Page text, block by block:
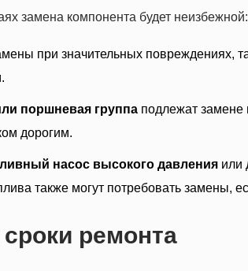
замена компонента будет неизбежной:
при значительных повреждениях,
поршневая группа подлежат замене
дорогим.
насос высокого давления или
также могут потребовать замены,
ремонта